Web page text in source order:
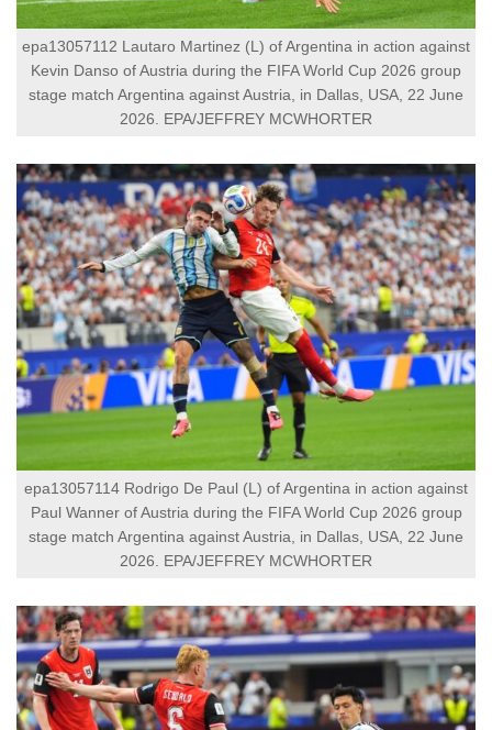
epa13057112 Lautaro Martinez (L) of Argentina in action against
Kevin Danso of Austria during the FIFA World Cup 2026 group
stage match Argentina against Austria, in Dallas, USA, 22 June
2026. EPA/JEFFREY MCWHORTER
epa13057114 Rodrigo De Paul (L) of Argentina in action against
Paul Wanner of Austria during the FIFA World Cup 2026 group
stage match Argentina against Austria, in Dallas, USA, 22 June
2026. EPA/JEFFREY MCWHORTER